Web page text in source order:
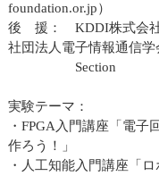
foundation.or.jp）
後 援： KDDI株式会社
社団法人電子情報通信
Section
実験テーマ：
・FPGA入門講座「電
作ろう！」
・人工知能入門講座「